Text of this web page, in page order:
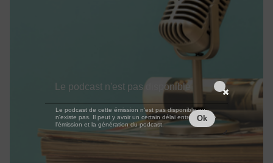
Le podcast n'est pas disponible
Le podcast de cette émission n'est pas disponible ou
n'existe pas. Il peut y avoir un certain délai entre la fin de
l'émission et la génération du podcast.
Ok